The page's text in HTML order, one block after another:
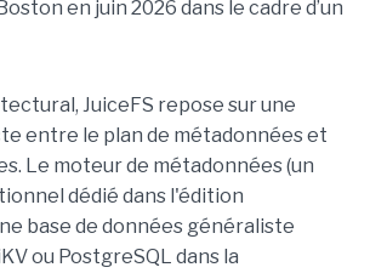
en juin 2026 dans le cadre d’un
JuiceFS repose sur une
entre le plan de métadonnées et
Le moteur de métadonnées (un
dédié dans l'édition
base de données généraliste
ou PostgreSQL dans la